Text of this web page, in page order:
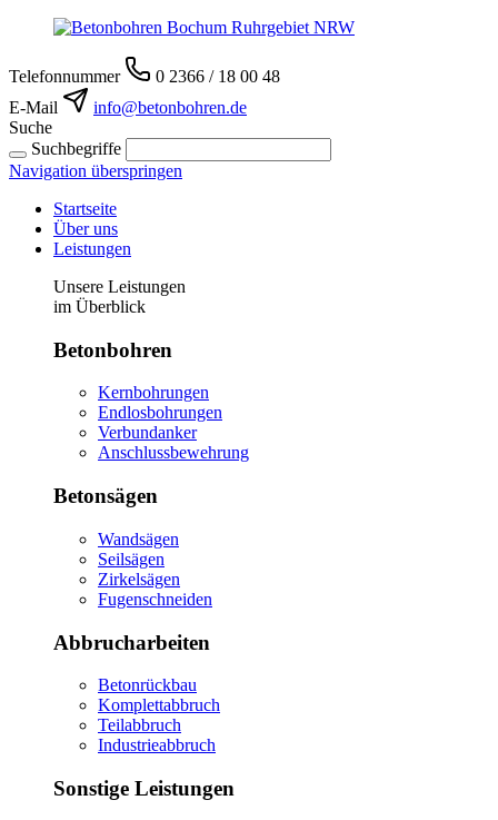
Telefonnummer
0 2366 / 18 00 48
E-Mail
info@betonbohren.de
Suche
Suchbegriffe
Navigation überspringen
Startseite
Über uns
Leistungen
Unsere Leistungen
im Überblick
Betonbohren
Kernbohrungen
Endlosbohrungen
Verbundanker
Anschlussbewehrung
Betonsägen
Wandsägen
Seilsägen
Zirkelsägen
Fugenschneiden
Abbrucharbeiten
Betonrückbau
Komplettabbruch
Teilabbruch
Industrieabbruch
Sonstige Leistungen